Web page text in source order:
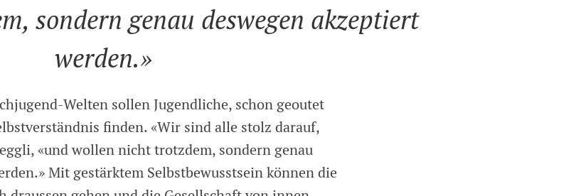
sondern genau deswegen akzeptiert
werden.»
Welten sollen Jugendliche, schon geoutet
finden. «Wir sind alle stolz darauf,
«und wollen nicht trotzdem, sondern genau
Mit gestärktem Selbstbewusstsein können die